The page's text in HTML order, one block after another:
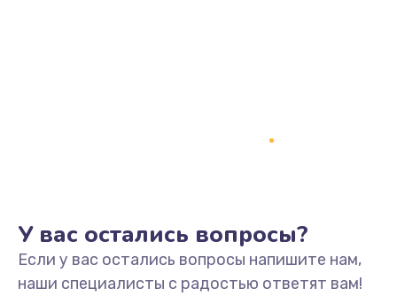
У вас остались вопросы?
Если у вас остались вопросы напишите нам,
наши специалисты с радостью ответят вам!